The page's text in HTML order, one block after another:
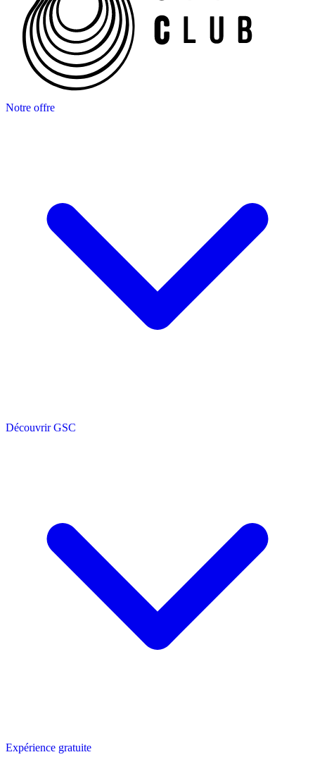
Notre offre
Découvrir GSC
Expérience gratuite